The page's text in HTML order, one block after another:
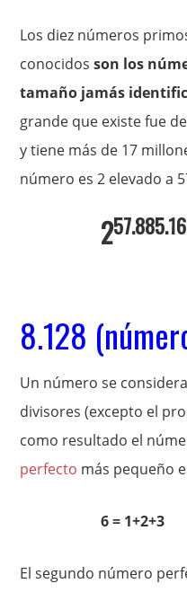
Los diez números
conocidosson los
tamaño jamás
grande que existe fue
y tiene más de 17
número es 2 elevado a
2
8.128
Un número se
divisores (excepto el
como resultado el
perfecto más pequeño
6 = 1+2+3
El segundo número